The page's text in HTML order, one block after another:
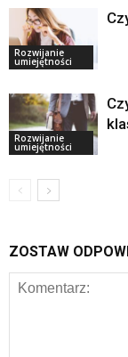
Rozwijanie
umiejętności
Rozwijanie
umiejętności
ZOSTAW